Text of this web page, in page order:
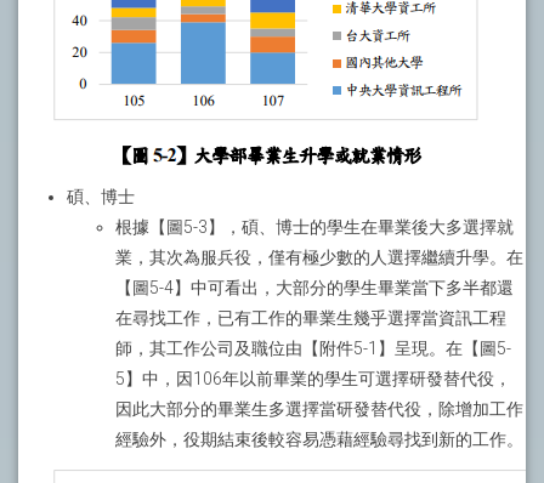
碩、博士
根據【圖5-3】，碩、博士的學生在畢業後大多選擇就
業，其次為服兵役，僅有極少數的人選擇繼續升學。在
【圖5-4】中可看出，大部分的學生畢業當下多半都還
在尋找工作，已有工作的畢業生幾乎選擇當資訊工程
師，其工作公司及職位由【附件5-1】呈現。在【圖5-
5】中，因106年以前畢業的學生可選擇研發替代役，
因此大部分的畢業生多選擇當研發替代役，除增加工作
經驗外，役期結束後較容易憑藉經驗尋找到新的工作。